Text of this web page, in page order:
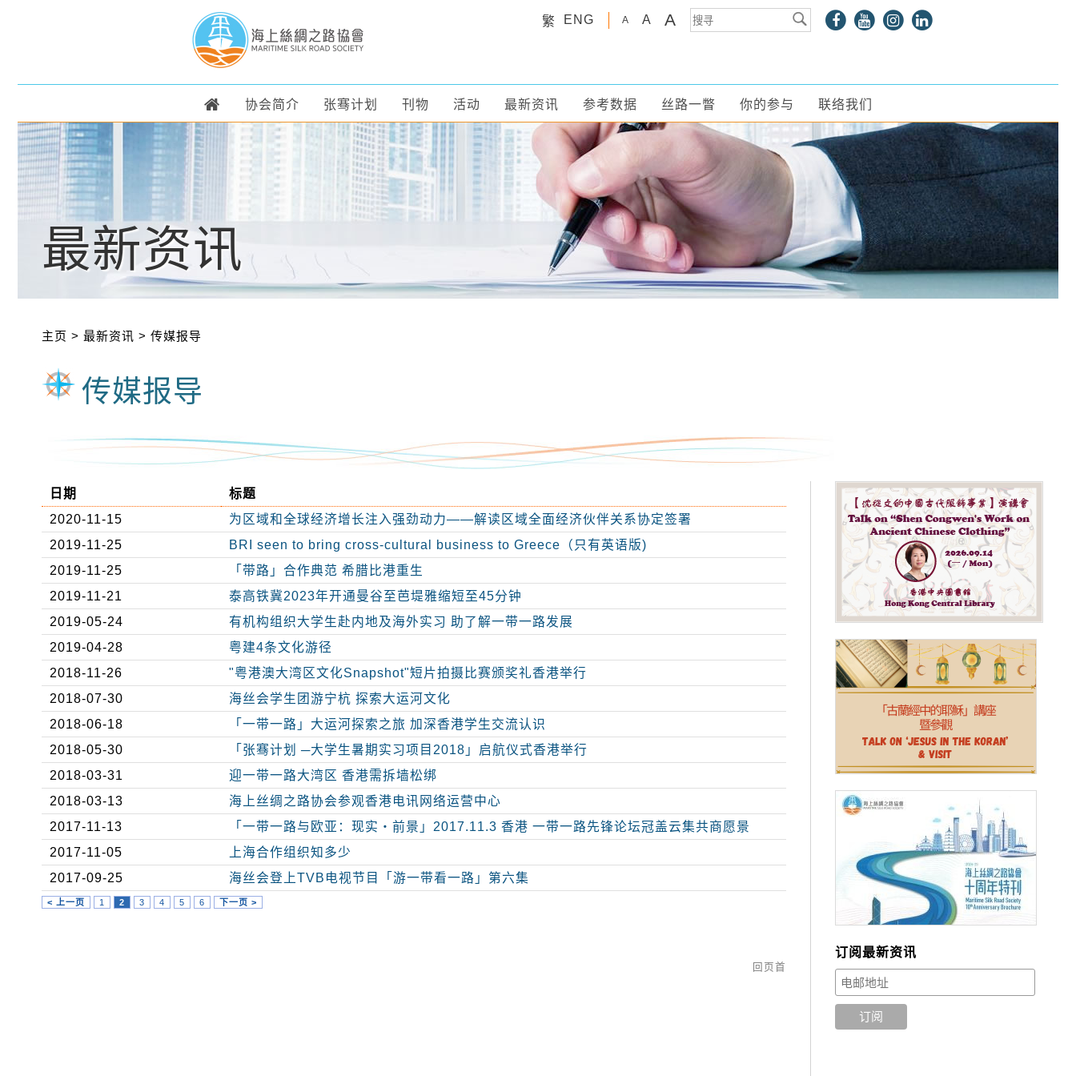
繁 ENG A A A
协会简介 张骞计划 刊物 活动 最新资讯 参考数据 丝路一瞥 你的参与 联络我们
最新资讯
主页 > 最新资讯 > 传媒报导
传媒报导
日期
标题
2020-11-15
为区域和全球经济增长注入强劲动力——解读区域全面经济伙伴关系协定签署
2019-11-25
BRI seen to bring cross-cultural business to Greece（只有英语版)
2019-11-25
「带路」合作典范 希腊比港重生
2019-11-21
泰高铁冀2023年开通曼谷至芭堤雅缩短至45分钟
2019-05-24
有机构组织大学生赴内地及海外实习 助了解一带一路发展
2019-04-28
粤建4条文化游径
2018-11-26
"粤港澳大湾区文化Snapshot"短片拍摄比赛颁奖礼香港举行
2018-07-30
海丝会学生团游宁杭 探索大运河文化
2018-06-18
「一带一路」大运河探索之旅 加深香港学生交流认识
2018-05-30
「张骞计划 ─大学生暑期实习项目2018」启航仪式香港举行
2018-03-31
迎一带一路大湾区 香港需拆墙松绑
2018-03-13
海上丝绸之路协会参观香港电讯网络运营中心
2017-11-13
「一带一路与欧亚：现实‧前景」2017.11.3 香港 一带一路先锋论坛冠盖云集共商愿景
2017-11-05
上海合作组织知多少
2017-09-25
海丝会登上TVB电视节目「游一带看一路」第六集
< 上一页 1 2 3 4 5 6 下一页 >
回页首
订阅最新资讯